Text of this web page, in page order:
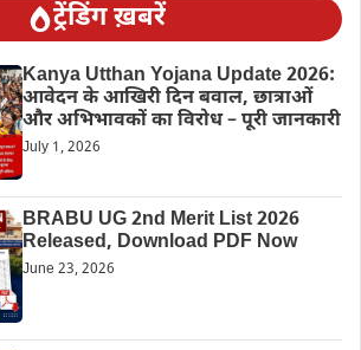
ट्रेंडिंग ख़बरें
Kanya Utthan Yojana Update 2026:
आवेदन के आखिरी दिन बवाल, छात्राओं
और अभिभावकों का विरोध – पूरी जानकारी
July 1, 2026
BRABU UG 2nd Merit List 2026
Released, Download PDF Now
June 23, 2026